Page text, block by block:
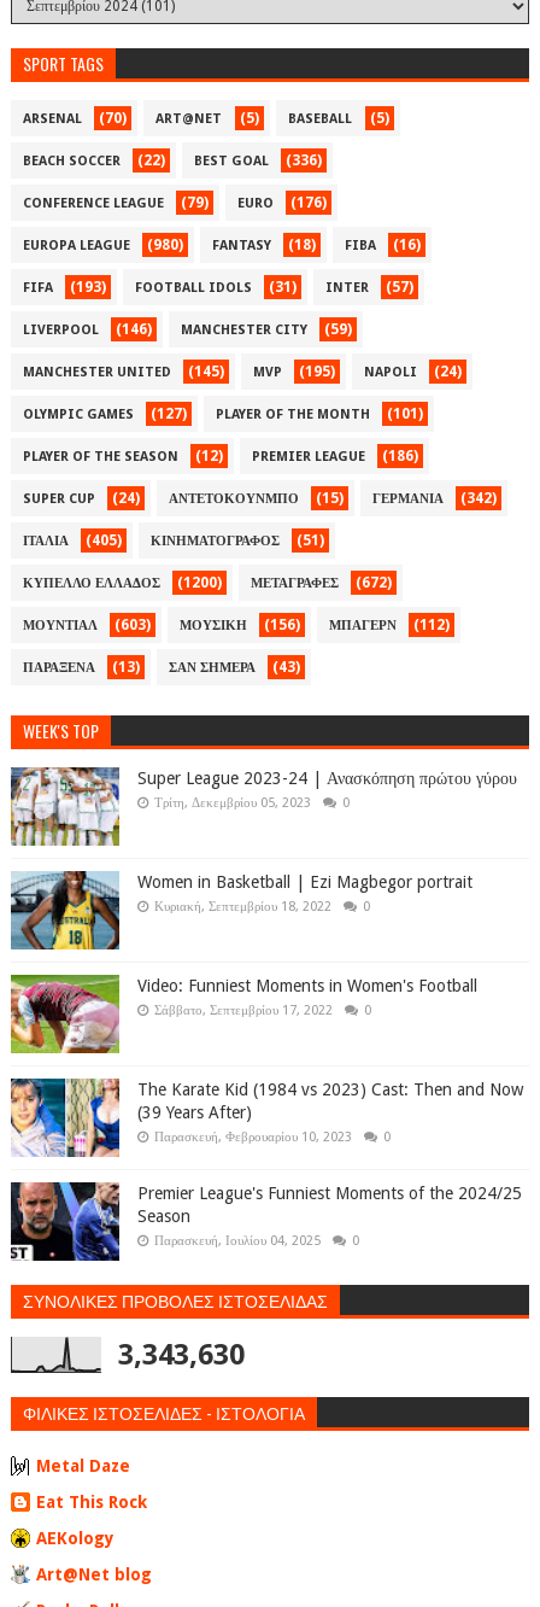
SPORT TAGS
ARSENAL (70) ART@NET (5) BASEBALL (5)
BEACH SOCCER (22) BEST GOAL (336)
CONFERENCE LEAGUE (79) EURO (176)
EUROPA LEAGUE (980) FANTASY (18) FIBA (16)
FIFA (193) FOOTBALL IDOLS (31) INTER (57)
LIVERPOOL (146) MANCHESTER CITY (59)
MANCHESTER UNITED (145) MVP (195) NAPOLI (24)
OLYMPIC GAMES (127) PLAYER OF THE MONTH (101)
PLAYER OF THE SEASON (12) PREMIER LEAGUE (186)
SUPER CUP (24) ΑΝΤΕΤΟΚΟΥΝΜΠΟ (15) ΓΕΡΜΑΝΙΑ (342)
ΙΤΑΛΙΑ (405) ΚΙΝΗΜΑΤΟΓΡΑΦΟΣ (51)
ΚΥΠΕΛΛΟ ΕΛΛΑΔΟΣ (1200) ΜΕΤΑΓΡΑΦΕΣ (672)
ΜΟΥΝΤΙΑΛ (603) ΜΟΥΣΙΚΗ (156) ΜΠΑΓΕΡΝ (112)
ΠΑΡΑΞΕΝΑ (13) ΣΑΝ ΣΗΜΕΡΑ (43)
WEEK'S TOP
Super League 2023-24 | Ανασκόπηση πρώτου γύρου
Τρίτη, Δεκεμβρίου 05, 2023 0
Women in Basketball | Ezi Magbegor portrait
Κυριακή, Σεπτεμβρίου 18, 2022 0
Video: Funniest Moments in Women's Football
Σάββατο, Σεπτεμβρίου 17, 2022 0
The Karate Kid (1984 vs 2023) Cast: Then and Now
(39 Years After)
Παρασκευή, Φεβρουαρίου 10, 2023 0
Premier League's Funniest Moments of the 2024/25
Season
Παρασκευή, Ιουλίου 04, 2025 0
ΣΥΝΟΛΙΚΕΣ ΠΡΟΒΟΛΕΣ ΙΣΤΟΣΕΛΙΔΑΣ
3,343,630
ΦΙΛΙΚΕΣ ΙΣΤΟΣΕΛΙΔΕΣ - ΙΣΤΟΛΟΓΙΑ
Metal Daze
Eat This Rock
AEKology
Art@Net blog